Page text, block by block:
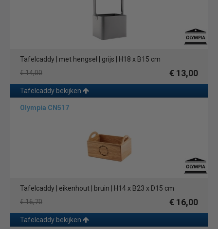
te onderhouden. De meeste zijn voorzien van een glad oppervlak
dat gemakkelijk kan worden afgeveegd met een vochtige doek.
Bovendien is staal een duurzaam en sterk materiaal, waardoor
de tafelcaddy's bestand zijn tegen dagelijks gebruik en slijtage.
Tot slot biedt een tafelcaddy van staal een elegante en tijdloze
uitstraling aan elke tafel. Het strakke en moderne ontwerp past
goed bij zowel traditionele als eigentijdse tafelinstellingen.
van staal zeker het overwegen waard.
Tafelcaddy | met hengsel | grijs | H18 x B15 cm
€ 14,00
€ 13,00
Tafelcaddy bekijken
Olympia CN517
Tafelcaddy | eikenhout | bruin | H14 x B23 x D15 cm
€ 16,70
€ 16,00
Tafelcaddy bekijken